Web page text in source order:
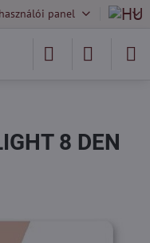
panel
8 DEN